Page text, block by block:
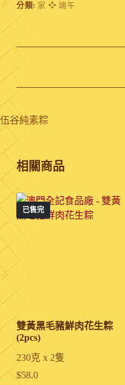
分類: 家 ❖ 端午
伍谷純素粽
相關商品
已售完
雙黃黑毛豬鮮肉花生粽
(2pcs)
230克 x 2隻
$58.0